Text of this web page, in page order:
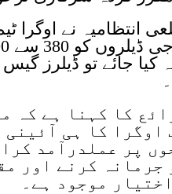
انتظامیہ نے اوگرا
کیا جائے تو ڈیلرز
کا کہنا ہے کہ
اوگرا کا ہی
پر عملدرآمد
جرمانہ کرنے اور
موجود ہے۔